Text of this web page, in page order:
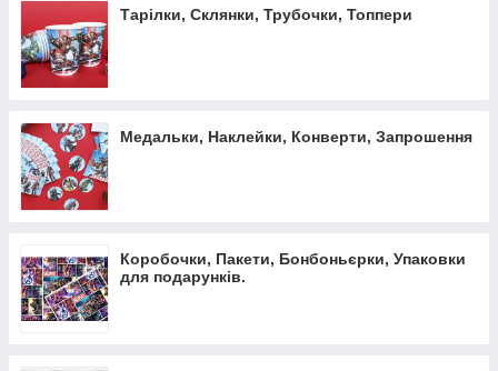
Тарілки, Склянки, Трубочки, Топпери
Медальки, Наклейки, Конверти, Запрошення
Коробочки, Пакети, Бонбоньєрки, Упаковки
для подарунків.